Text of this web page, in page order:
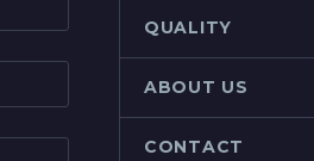
QUALITY
ABOUT US
CONTACT